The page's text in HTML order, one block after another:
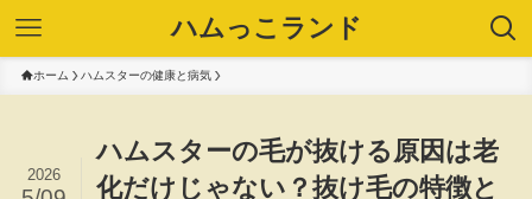
ハムっこランド
ホーム ハムスターの健康と病気
ハムスターの毛が抜ける原因は老
化だけじゃない？抜け毛の特徴と
2026